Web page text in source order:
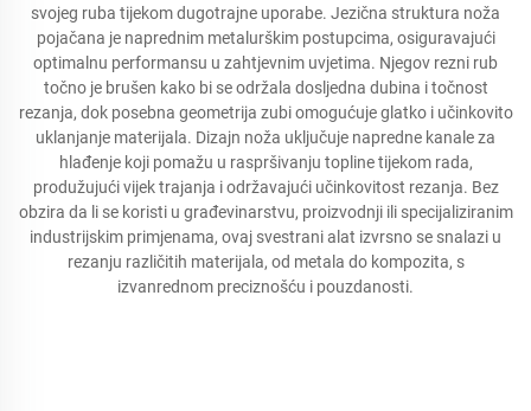
svojeg ruba tijekom dugotrajne uporabe. Jezična struktura noža
pojačana je naprednim metalurškim postupcima, osiguravajući
optimalnu performansu u zahtjevnim uvjetima. Njegov rezni rub
točno je brušen kako bi se održala dosljedna dubina i točnost
rezanja, dok posebna geometrija zubi omogućuje glatko i učinkovito
uklanjanje materijala. Dizajn noža uključuje napredne kanale za
hlađenje koji pomažu u raspršivanju topline tijekom rada,
produžujući vijek trajanja i održavajući učinkovitost rezanja. Bez
obzira da li se koristi u građevinarstvu, proizvodnji ili specijaliziranim
industrijskim primjenama, ovaj svestrani alat izvrsno se snalazi u
rezanju različitih materijala, od metala do kompozita, s
izvanrednom preciznošću i pouzdanosti.